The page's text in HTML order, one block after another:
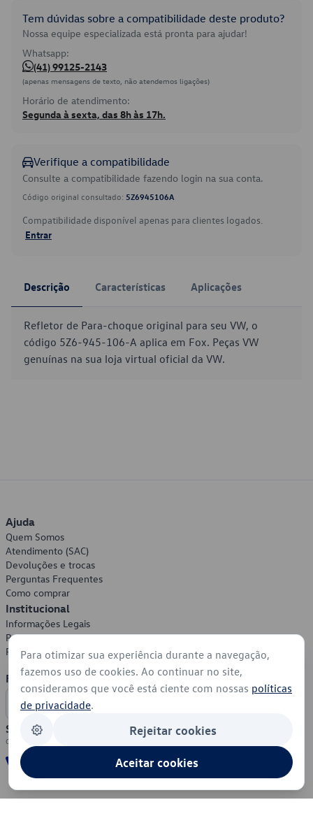
Tem dúvidas sobre a compatibilidade deste produto?
Nossa equipe especializada está pronta para ajudar!
Whatsapp:
(41) 99125-2143
(apenas mensagens de texto, não atendemos ligações)
Horário de atendimento:
Segunda à sexta, das 8h às 17h.
Verifique a compatibilidade
Consulte a compatibilidade fazendo login na sua conta.
Código original consultado: 5Z6945106A
Compatibilidade disponível apenas para clientes logados.
Entrar
Descrição Características Aplicações
Refletor de Para-choque original para seu VW, o
código 5Z6-945-106-A aplica em Fox. Peças VW
genuínas na sua loja virtual oficial da VW.
Ajuda
Quem Somos
Atendimento (SAC)
Devoluções e trocas
Perguntas Frequentes
Como comprar
Institucional
Informações Legais
Política de Privacidade
Política de Cookies
Formas de Pagamento
Segurança
Para otimizar sua experiência durante a navegação,
fazemos uso de cookies. Ao continuar no site,
consideramos que você está ciente com nossas políticas
de privacidade.
Rejeitar cookies
Aceitar cookies